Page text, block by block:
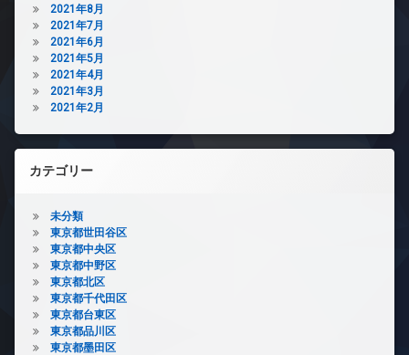
2021年8月
2021年7月
2021年6月
2021年5月
2021年4月
2021年3月
2021年2月
カテゴリー
未分類
東京都世田谷区
東京都中央区
東京都中野区
東京都北区
東京都千代田区
東京都台東区
東京都品川区
東京都墨田区